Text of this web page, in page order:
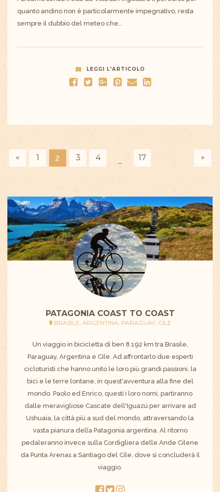
quanto andino non è particolarmente impegnativo, resta
sempre il dubbio del meteo che…
LEGGI L'ARTICOLO
« 1 2 3 4 … 17 »
PATAGONIA COAST TO COAST
BRASILE, ARGENTINA, PARAGUAY, CILE
Un viaggio in bicicletta di ben 8.192 km tra Brasile,
Paraguay, Argentina e Cile. Ad affrontarlo due esperti
cicloturisti che hanno unito le loro più grandi passioni, la
bici e le terre lontane, in quest'avventura alla fine del
mondo. Paolo ed Enrico, questi i loro nomi, partiranno
dalle meravigliose Cascate dell'Iguazú per arrivare ad
Ushuaia, la città più a sud del mondo, attraversando la
vasta pianura della Patagonia argentina. Al ritorno
pedaleranno invece sulla Cordigliera delle Ande Cilene
da Punta Arenas a Santiago del Cile, dove si concluderà il
viaggio.